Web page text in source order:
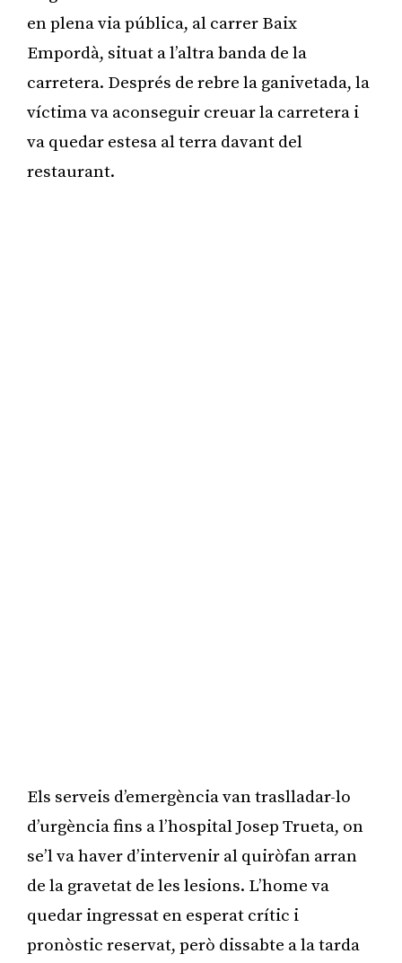
en plena via pública, al carrer Baix
Empordà, situat a l’altra banda de la
carretera. Després de rebre la ganivetada, la
víctima va aconseguir creuar la carretera i
va quedar estesa al terra davant del
restaurant.
Els serveis d’emergència van traslladar-lo
d’urgència fins a l’hospital Josep Trueta, on
se’l va haver d’intervenir al quiròfan arran
de la gravetat de les lesions. L’home va
quedar ingressat en esperat crític i
pronòstic reservat, però dissabte a la tarda